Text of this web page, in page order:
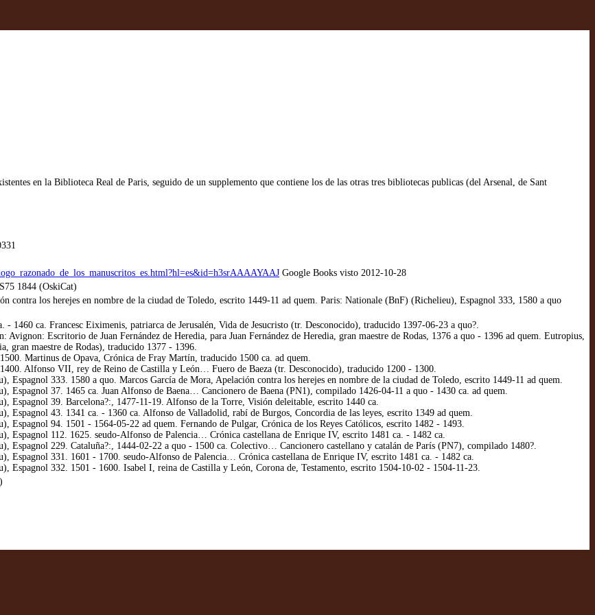
en la Biblioteca Real de Paris, seguido de un supplemento que contiene los de las otras tres bibliotecas publicas (del Arsenal, de Sant
Google Books visto 2012-10-28
1844 (OskiCat)
contra los herejes en nombre de la ciudad de Toledo, escrito 1449-11 ad quem. Paris: Nationale (BnF) (Richelieu), Espagnol 333, 1580 a quo
- 1460 ca. Francesc Eiximenis, patriarca de Jerusalén, Vida de Jesucristo (tr. Desconocido), traducido 1397-06-23 a quo?.
Avignon: Escritorio de Juan Fernández de Heredia, para Juan Fernández de Heredia, gran maestre de Rodas, 1376 a quo - 1396 ad quem. Eutropius,
gran maestre de Rodas), traducido 1377 - 1396.
Martinus de Opava, Crónica de Fray Martín, traducido 1500 ca. ad quem.
Alfonso VII, rey de Reino de Castilla y León… Fuero de Baeza (tr. Desconocido), traducido 1200 - 1300.
Espagnol 333. 1580 a quo. Marcos García de Mora, Apelación contra los herejes en nombre de la ciudad de Toledo, escrito 1449-11 ad quem.
Espagnol 37. 1465 ca. Juan Alfonso de Baena… Cancionero de Baena (PN1), compilado 1426-04-11 a quo - 1430 ca. ad quem.
Espagnol 39. Barcelona?:, 1477-11-19. Alfonso de la Torre, Visión deleitable, escrito 1440 ca.
Espagnol 43. 1341 ca. - 1360 ca. Alfonso de Valladolid, rabí de Burgos, Concordia de las leyes, escrito 1349 ad quem.
Espagnol 94. 1501 - 1564-05-22 ad quem. Fernando de Pulgar, Crónica de los Reyes Católicos, escrito 1482 - 1493.
Espagnol 112. 1625. seudo-Alfonso de Palencia… Crónica castellana de Enrique IV, escrito 1481 ca. - 1482 ca.
Espagnol 229. Cataluña?:, 1444-02-22 a quo - 1500 ca. Colectivo… Cancionero castellano y catalán de París (PN7), compilado 1480?.
Espagnol 331. 1601 - 1700. seudo-Alfonso de Palencia… Crónica castellana de Enrique IV, escrito 1481 ca. - 1482 ca.
Espagnol 332. 1501 - 1600. Isabel I, reina de Castilla y León, Corona de, Testamento, escrito 1504-10-02 - 1504-11-23.